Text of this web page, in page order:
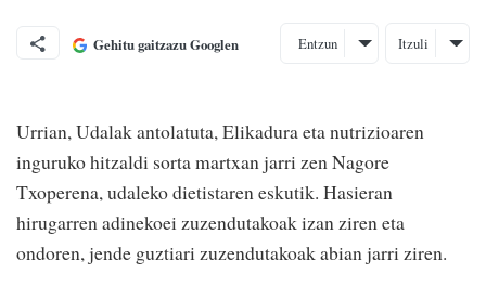
Gehitu gaitzazu Googlen Entzun Itzuli
Urrian, Udalak antolatuta, Elikadura eta nutrizioaren
inguruko hitzaldi sorta martxan jarri zen Nagore
Txoperena, udaleko dietistaren eskutik. Hasieran
hirugarren adinekoei zuzendutakoak izan ziren eta
ondoren, jende guztiari zuzendutakoak abian jarri ziren.